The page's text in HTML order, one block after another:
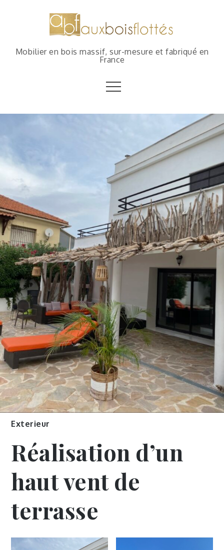
Mobilier en bois massif, sur-mesure et fabriqué en
France
Exterieur
Réalisation d’un
haut vent de
terrasse